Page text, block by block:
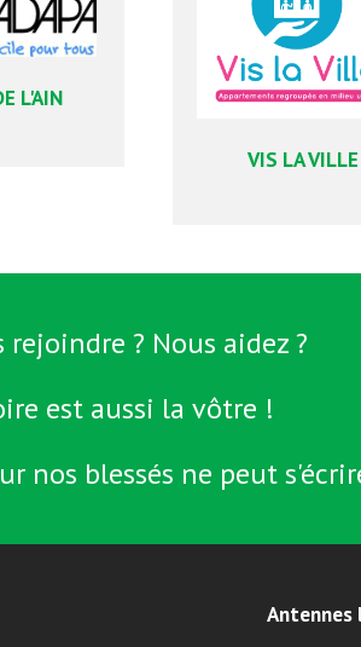
L'AIN
VIS LA VILLE
rejoindre ? Nous aidez ?
est aussi la vôtre !
nos blessés ne peut
Antennes